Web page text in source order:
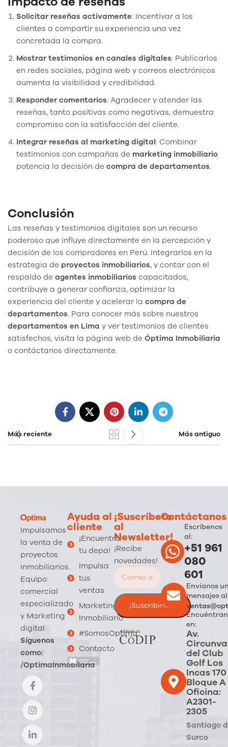
Solicitar reseñas activamente: Incentivar a los
clientes a compartir su experiencia una vez
concretada la compra.
Mostrar testimonios en canales digitales: Publicarlos
en redes sociales, página web y correos electrónicos
aumenta la visibilidad y credibilidad.
Responder comentarios: Agradecer y atender las
reseñas, tanto positivas como negativas, demuestra
compromiso con la satisfacción del cliente.
Integrar reseñas al marketing digital: Combinar
testimonios con campañas de marketing inmobiliario
potencia la decisión de compra de departamentos.
Conclusión
Las reseñas y testimonios digitales son un recurso
poderoso que influye directamente en la percepción y
decisión de los compradores en Perú. Integrarlos en la
estrategia de proyectos inmobiliarios, y contar con el
respaldo de agentes inmobiliarios capacitados,
contribuye a generar confianza, optimizar la
experiencia del cliente y acelerar la compra de
departamentos. Para conocer más sobre nuestros
departamentos en Lima y ver testimonios de clientes
satisfechos, visita la página web de Óptima Inmobiliaria
o contáctanos directamente.
Más reciente Más antiguo
Impulsamos
la venta de
proyectos
inmobiliarios.
Equipo
comercial
especializado
y Marketing
digital
Síguenos
como:
/OptimaInmobilaria
Ayuda al
cliente
¡Encuentra
tu depa!
Impulsa
tus
ventas
Marketing
Inmobiliario
#SomosOptima
Contacto
¡Suscríbete
al
Newsletter!
¡Recibe
novedades!
Contáctanos
Escríbenos
al:
+51 961
080
601
Envíanos
mensajes
en:
Av.
del Club
Golf Los
Incas 170
Bloque A
Oficina:
A2301-
2305
Santiago
Surco